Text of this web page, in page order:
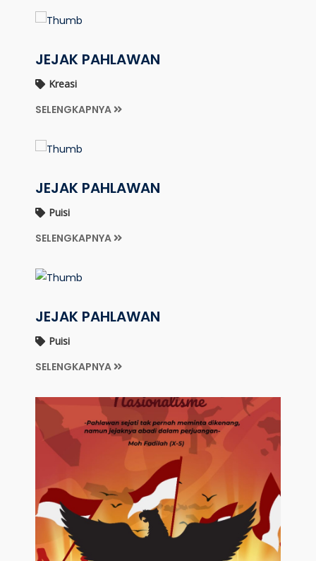
JEJAK PAHLAWAN
Kreasi
SELENGKAPNYA
JEJAK PAHLAWAN
Puisi
SELENGKAPNYA
JEJAK PAHLAWAN
Puisi
SELENGKAPNYA